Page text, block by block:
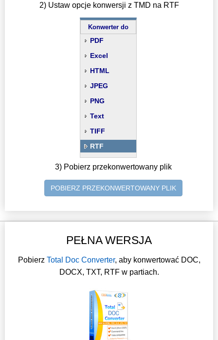
2) Ustaw opcje konwersji z TMD na RTF
Konwerter do
PDF
Excel
HTML
JPEG
PNG
Text
TIFF
RTF
3) Pobierz przekonwertowany plik
POBIERZ PRZEKONWERTOWANY PLIK
PEŁNA WERSJA
Pobierz Total Doc Converter, aby konwertować DOC,
DOCX, TXT, RTF w partiach.